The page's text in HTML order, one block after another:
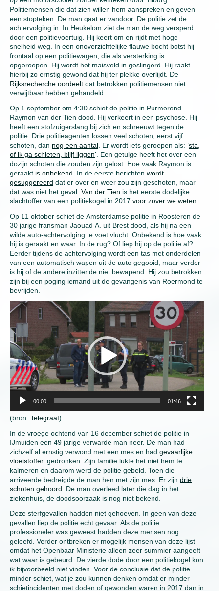
Politiemensen die dat zien willen hem aanspreken en geven
een stopteken. De man gaat er vandoor. De politie zet de
achtervolging in. In Heukelom ziet de man de weg versperd
door een politievoertuig. Hij keert om en rijdt met hoge
snelheid weg. In een onoverzichtelijke flauwe bocht botst hij
frontaal op een politiewagen, die als versterking is
opgeroepen. Hij wordt het maisveld in geslingerd. Hij raakt
hierbij zo ernstig gewond dat hij ter plekke overlijdt. De
Rijksrecherche oordeelt dat betrokken politiemensen niet
verwijtbaar hebben gehandeld.
Op 1 september om 4:30 schiet de politie in Purmerend
Raymon van der Tien dood. Hij verkeert in een psychose. Hij
heeft een stofzuigerslang bij zich en schreeuwt tegen de
politie. Drie politieagenten lossen veel schoten, eerst vijf
schoten, dan nog een aantal . Er wordt iets geroepen als: ’sta,
of ik ga schieten, blijf liggen’. Een getuige heeft het over een
dozijn schoten die zouden zijn gelost. Hoe vaak Raymon is
geraakt is onbekend . In de eerste berichten wordt
gesuggereerd dat er over en weer zou zijn geschoten, maar
dat was niet het geval. Van der Tien is het eerste dodelijke
slachtoffer van een politiekogel in 2017 voor zover we weten
Op 11 oktober schiet de Amsterdamse politie in Roosteren de
30 jarige fransman Jaouad A. uit Brest dood, als hij na een
wilde auto-achtervolging te voet vlucht. Onbekend is hoe vaak
hij is geraakt en waar. In de rug? Of liep hij op de politie af?
Eerder tijdens de achtervolging wordt een tas met onderdelen
van een automatisch wapen uit de auto gegooid, maar verder
is hij of de andere inzittende niet bewapend. Hij zou betrokken
zijn bij een poging iemand uit de gevangenis van Roermond te
bevrijden.
Video
Player
00:00 01:46
(bron: Telegraaf)
In de vroege ochtend van 16 december schiet de politie in
IJmuiden een 49 jarige verwarde man neer. De man had
zichzelf al ernstig verwond met een mes en had gevaarlijke
vloeistoffen gedronken. Zijn familie lukte het niet hem te
kalmeren en daarom werd de politie gebeld. Toen die
arriveerde bedreigde de man hen met zijn mes. Er zijn drie
schoten gehoord . De man overleed later die dag in het
ziekenhuis, de doodsoorzaak is nog niet bekend.
Deze sterfgevallen hadden niet gehoeven. In geen van deze
gevallen liep de politie echt gevaar. Als de politie
professioneler was geweest hadden deze mensen nog
geleefd. Verder ontbreken er mogelijk mensen van deze lijst
omdat het Openbaar Ministerie alleen zeer summier aangeeft
wat waar is gebeurd. De vierde dode door een politiekogel kon
ik bijvoorbeeld niet vinden. Voor de conclusie dat de politie
minder schiet, wat je zou kunnen denken omdat er minder
schietincidenten met doden of gewonden waren in 2017 dan in